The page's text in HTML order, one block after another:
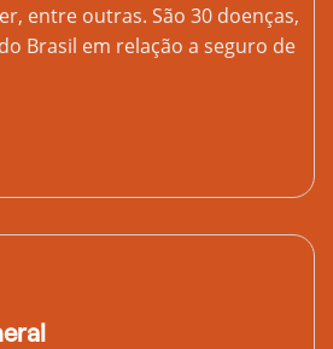
entre outras. São 30 doenças,
Brasil em relação a seguro de